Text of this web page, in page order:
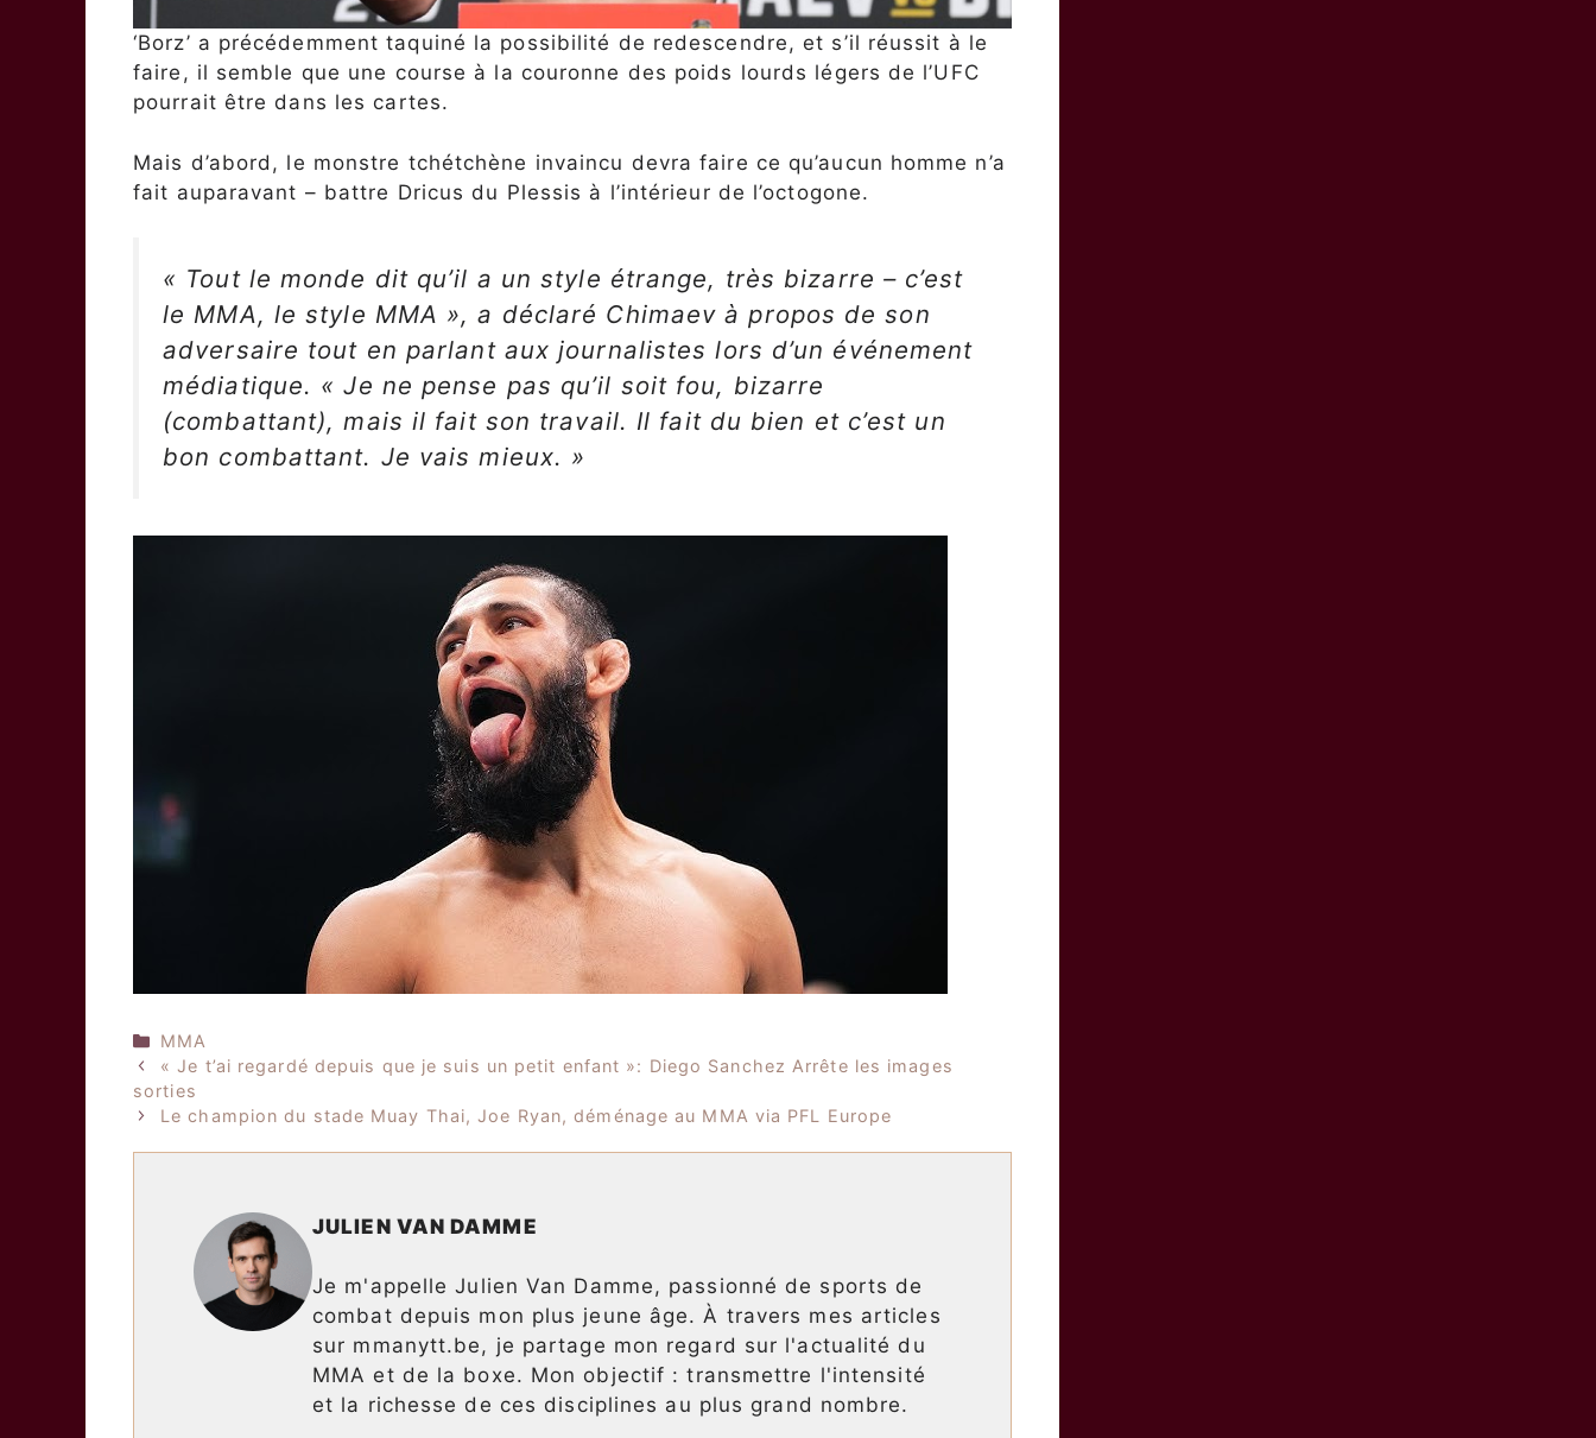
‘Borz’ a précédemment taquiné la possibilité de redescendre, et s’il réussit à le
faire, il semble que une course à la couronne des poids lourds légers de l’UFC
pourrait être dans les cartes.
Mais d’abord, le monstre tchétchène invaincu devra faire ce qu’aucun homme n’a
fait auparavant – battre Dricus du Plessis à l’intérieur de l’octogone.
« Tout le monde dit qu’il a un style étrange, très bizarre – c’est
le MMA, le style MMA », a déclaré Chimaev à propos de son
adversaire tout en parlant aux journalistes lors d’un événement
médiatique. « Je ne pense pas qu’il soit fou, bizarre
(combattant), mais il fait son travail. Il fait du bien et c’est un
bon combattant. Je vais mieux. »
Catégories
MMA
« Je t’ai regardé depuis que je suis un petit enfant »: Diego Sanchez Arrête les images
sorties
Le champion du stade Muay Thai, Joe Ryan, déménage au MMA via PFL Europe
JULIEN VAN DAMME
Je m'appelle Julien Van Damme, passionné de sports de
combat depuis mon plus jeune âge. À travers mes articles
sur mmanytt.be, je partage mon regard sur l'actualité du
MMA et de la boxe. Mon objectif : transmettre l'intensité
et la richesse de ces disciplines au plus grand nombre.